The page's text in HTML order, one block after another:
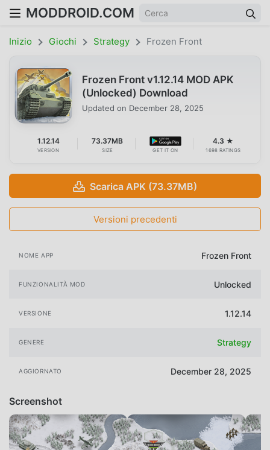
MODDROID.COM
Inizio Giochi Strategy Frozen Front
Frozen Front v1.12.14 MOD APK
(Unlocked) Download
Updated on December 28, 2025
1.12.14
VERSION
73.37MB
SIZE GET IT ON
4.3 ★
1698 RATINGS
Scarica APK (73.37MB)
Versioni precedenti
NOME APP Frozen Front
FUNZIONALITÀ MOD Unlocked
VERSIONE 1.12.14
GENERE Strategy
AGGIORNATO December 28, 2025
Screenshot